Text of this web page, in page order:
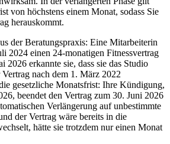
von höchstens einem Monat, sodass Sie
herauskommt.
der Beratungspraxis: Eine Mitarbeiterin
2024 einen 24-monatigen Fitnessvertrag
2026 erkannte sie, dass sie das Studio
nach dem 1. März 2022
gesetzliche Monatsfrist: Ihre Kündigung,
beendet den Vertrag zum 30. Juni 2026
Verlängerung auf unbestimmte
der Vertrag wäre bereits in die
hätte sie trotzdem nur einen Monat